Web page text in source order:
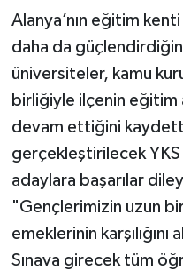
Alanya’nın eğitim
daha da
üniversiteler, kamu
birliğiyle ilçenin eğitim
devam ettiğini
gerçekleştirilecek YKS
adaylara başarılar
"Gençlerimizin uzun bir
emeklerinin karşılığını
Sınava girecek tüm